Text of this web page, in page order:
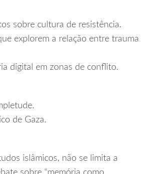
sobre cultura de resistência.
explorem a relação entre trauma
digital em zonas de conflito.
de Gaza.
islâmicos, não se limita a